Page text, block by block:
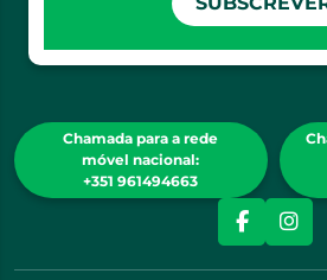
Chamada para a rede
móvel nacional:
+351 961494663